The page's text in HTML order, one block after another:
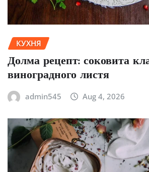
КУХНЯ
Долма рецепт: соковита
виноградного листя
admin545 Aug 4, 2026